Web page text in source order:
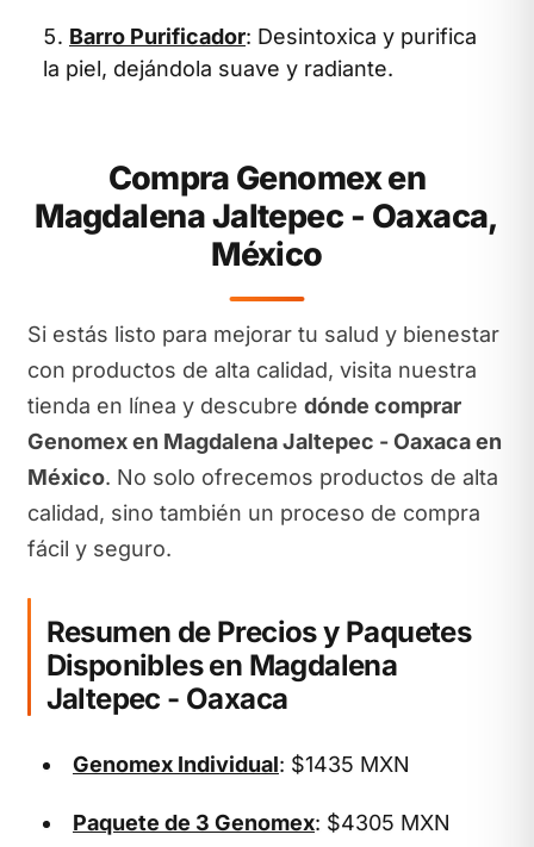
Barro Purificador: Desintoxica y purifica
la piel, dejándola suave y radiante.
Compra Genomex en
Magdalena Jaltepec - Oaxaca,
México
Si estás listo para mejorar tu salud y bienestar
con productos de alta calidad, visita nuestra
tienda en línea y descubre dónde comprar
Genomex en Magdalena Jaltepec - Oaxaca en
México. No solo ofrecemos productos de alta
calidad, sino también un proceso de compra
fácil y seguro.
Resumen de Precios y Paquetes
Disponibles en Magdalena
Jaltepec - Oaxaca
Genomex Individual: $1435 MXN
Paquete de 3 Genomex: $4305 MXN